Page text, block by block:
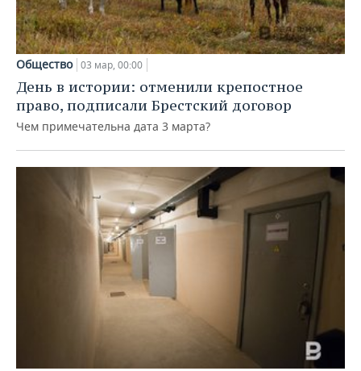
Общество 03 мар, 00:00
День в истории: отменили крепостное
право, подписали Брестский договор
Чем примечательна дата 3 марта?